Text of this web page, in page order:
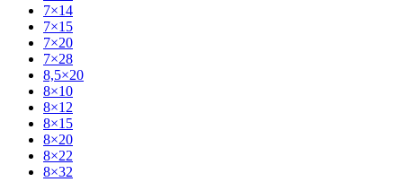
7×14
7×15
7×20
7×28
8,5×20
8×10
8×12
8×15
8×20
8×22
8×32